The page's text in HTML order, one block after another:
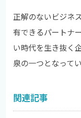
正解のないビジネ
有できるパートナ
い時代を生き抜く
泉の一つとなって
関連記事